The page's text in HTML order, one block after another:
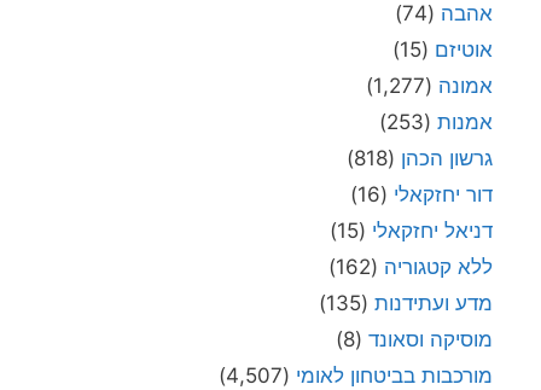
אהבה (74)
אוטיזם (15)
אמונה (1,277)
אמנות (253)
גרשון הכהן (818)
דור יחזקאלי (16)
דניאל יחזקאלי (15)
ללא קטגוריה (162)
מדע ועתידנות (135)
מוסיקה וסאונד (8)
מורכבות בביטחון לאומי (4,507)